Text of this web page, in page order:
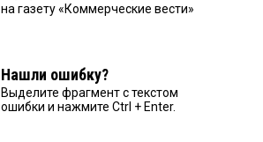
на газету «Коммерческие вести»
Нашли ошибку?
Выделите фрагмент с текстом
ошибки и нажмите Ctrl + Enter.